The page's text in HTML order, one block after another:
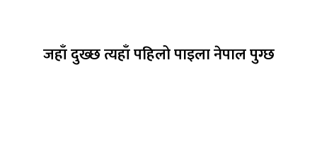
जहाँ दुख्छ त्यहाँ पहिलो पाइला नेपाल पुग्छ